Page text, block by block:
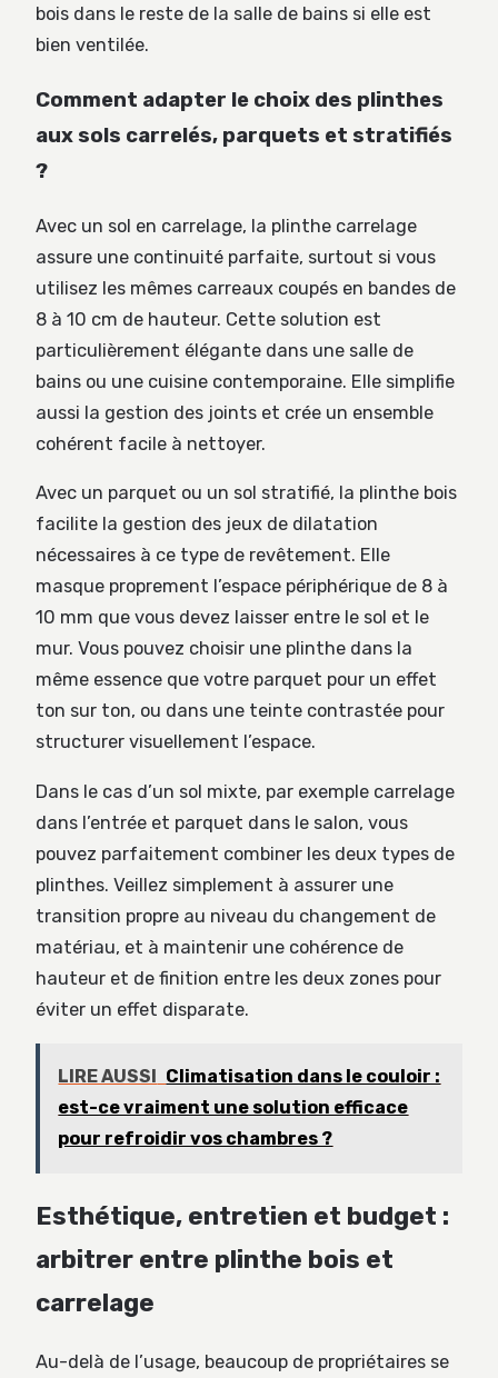
bois dans le reste de la salle de bains si elle est
bien ventilée.
Comment adapter le choix des plinthes
aux sols carrelés, parquets et stratifiés
?
Avec un sol en carrelage, la plinthe carrelage
assure une continuité parfaite, surtout si vous
utilisez les mêmes carreaux coupés en bandes de
8 à 10 cm de hauteur. Cette solution est
particulièrement élégante dans une salle de
bains ou une cuisine contemporaine. Elle simplifie
aussi la gestion des joints et crée un ensemble
cohérent facile à nettoyer.
Avec un parquet ou un sol stratifié, la plinthe bois
facilite la gestion des jeux de dilatation
nécessaires à ce type de revêtement. Elle
masque proprement l’espace périphérique de 8 à
10 mm que vous devez laisser entre le sol et le
mur. Vous pouvez choisir une plinthe dans la
même essence que votre parquet pour un effet
ton sur ton, ou dans une teinte contrastée pour
structurer visuellement l’espace.
Dans le cas d’un sol mixte, par exemple carrelage
dans l’entrée et parquet dans le salon, vous
pouvez parfaitement combiner les deux types de
plinthes. Veillez simplement à assurer une
transition propre au niveau du changement de
matériau, et à maintenir une cohérence de
hauteur et de finition entre les deux zones pour
éviter un effet disparate.
LIRE AUSSI
Climatisation dans le couloir :
est-ce vraiment une solution efficace
pour refroidir vos chambres ?
Esthétique, entretien et budget :
arbitrer entre plinthe bois et
carrelage
Au-delà de l’usage, beaucoup de propriétaires se